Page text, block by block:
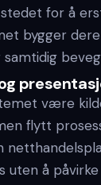
for å
bygger
være
flytt
å påvirke